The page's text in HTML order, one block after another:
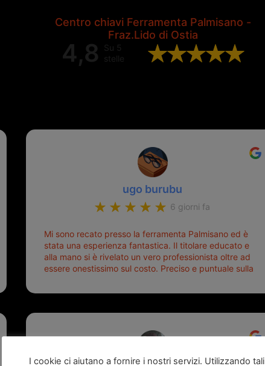
Centro chiavi Ferramenta Palmisano -
Fraz.Lido di Ostia
4,8
Su 5
stelle
ugo burubu
6 giorni fa
Mi sono recato presso la ferramenta Palmisano ed è
stata una esperienza fantastica. Il titolare educato e
alla mano si è rivelato un vero professionista oltre ad
essere onestissimo sul costo. Preciso e puntuale sulla
I cookie ci aiutano a fornire i nostri servizi. Utilizzando tali